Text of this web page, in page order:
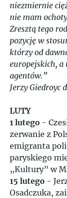
niezmiernie
nie mam
Zresztą tego
pozycję w
którzy od
europejskich, a
agentów.”
Jerzy Giedroyc
LUTY
1 lutego -
zerwanie z
emigranta
paryskiego
„Kultury” w
15 lutego -
Osadczuka,